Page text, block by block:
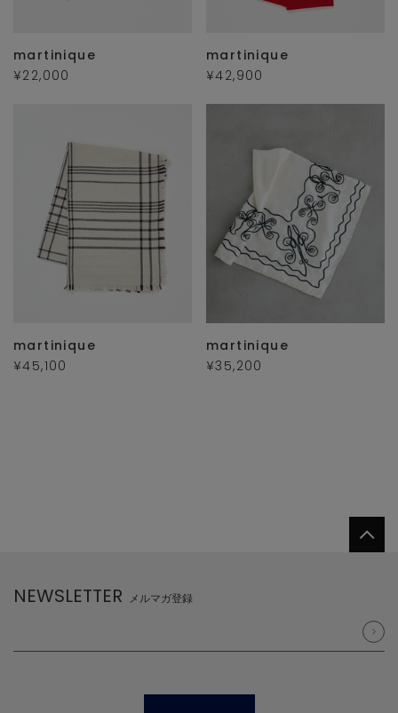
martinique
¥22,000
martinique
¥42,900
martinique
¥45,100
martinique
¥35,200
NEWSLETTER メルマガ登録